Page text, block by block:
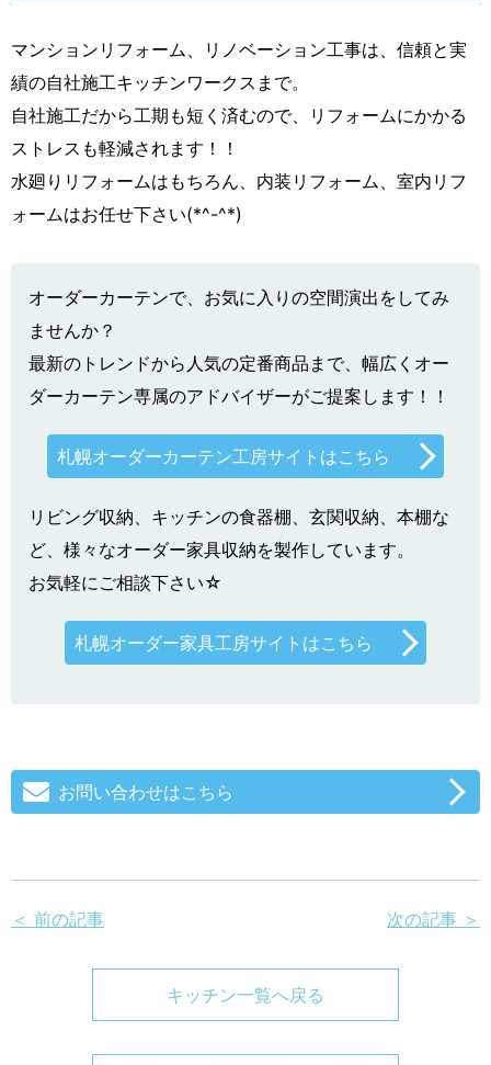
マンションリフォーム、リノベーション工事は、信頼と実
績の自社施工キッチンワークスまで。
自社施工だから工期も短く済むので、リフォームにかかる
ストレスも軽減されます！！
水廻りリフォームはもちろん、内装リフォーム、室内リフ
ォームはお任せ下さい(*^-^*)
オーダーカーテンで、お気に入りの空間演出をしてみ
ませんか？
最新のトレンドから人気の定番商品まで、幅広くオー
ダーカーテン専属のアドバイザーがご提案します！！
札幌オーダーカーテン工房サイトはこちら
リビング収納、キッチンの食器棚、玄関収納、本棚な
ど、様々なオーダー家具収納を製作しています。
お気軽にご相談下さい☆
札幌オーダー家具工房サイトはこちら
お問い合わせはこちら
＜ 前の記事 次の記事 ＞
キッチン一覧へ戻る